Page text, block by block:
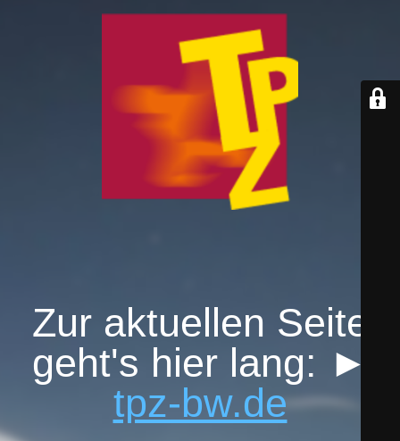
Zur aktuellen Seite
geht's hier lang: ►
tpz-bw.de